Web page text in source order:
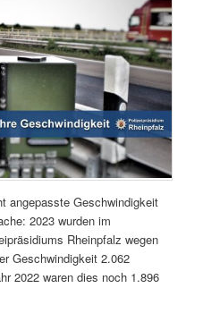
angepasste Geschwindigkeit
2023 wurden im
Rheinpfalz wegen
Geschwindigkeit 2.062
2022 waren dies noch 1.896